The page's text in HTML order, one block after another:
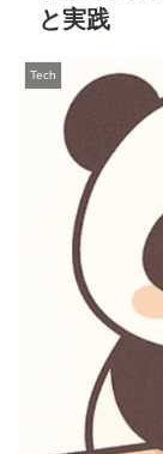
と実践
Tech